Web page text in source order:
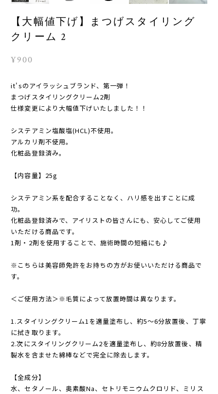
【大幅値下げ】まつげスタイリング
クリーム 2
¥900
it'sのアイラッシュブランド、第一弾！
まつげスタイリングクリーム2剤
仕様変更により大幅値下げいたしました！！
システアミン塩酸塩(HCL)不使用。
アルカリ剤不使用。
化粧品登録済み。
【内容量】25g
システアミン系を配合することなく、ハリ感を出すことに成
功。
化粧品登録済みで、アイリストの皆さんにも、安心してご使用
いただける商品です。
1剤・2剤を使用することで、施術時間の短縮にも♪
※こちらは美容師免許をお持ちの方がお使いいただける商品で
す。
＜ご使用方法＞※毛質によって放置時間は異なります。
1.スタイリングクリーム1を適量塗布し、約5〜6分放置後、丁寧
に拭き取ります。
2.次にスタイリングクリーム2を適量塗布し、約8分放置後、精
製水を含ませた綿棒などで完全に除去します。
【全成分】
水、セタノール、奥素酸Na、セトリモニウムクロリド、ミリス